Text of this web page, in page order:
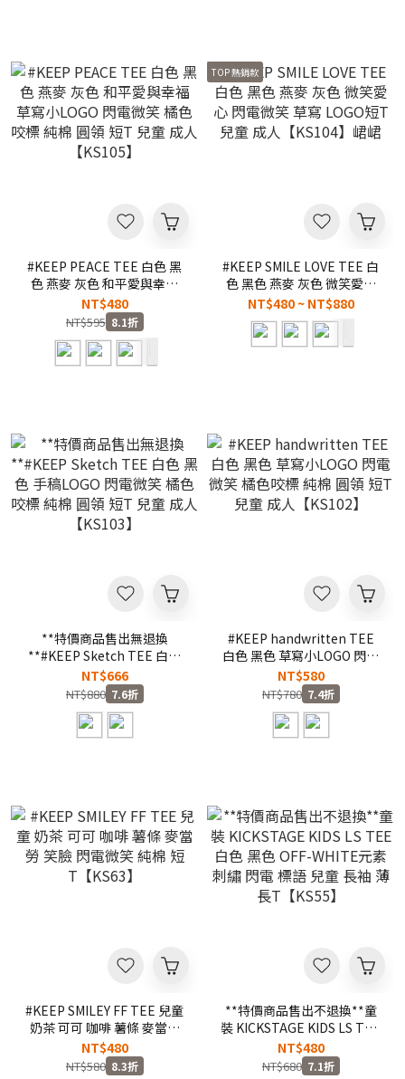
#KEEP PEACE TEE 白色 黑
色 燕麥 灰色 和平愛與幸福
草寫小LOGO 閃電微笑 橘色
咬標 純棉 圓領 短T 兒童 成
人【KS105】
NT$480
NT$595 8.1折
TOP 熱銷款
#KEEP SMILE LOVE TEE 白
色 黑色 燕麥 灰色 微笑愛心
閃電微笑 草寫 LOGO短T 兒
童 成人【KS104】峮峮
NT$480 ~ NT$880
**特價商品售出無退換
**#KEEP Sketch TEE 白色
黑色 手稿LOGO 閃電微笑 橘
色咬標 純棉 圓領 短T 兒童
成人【KS103】
NT$666
NT$880 7.6折
#KEEP handwritten TEE
白色 黑色 草寫小LOGO 閃電
微笑 橘色咬標 純棉 圓領 短T
兒童 成人【KS102】
NT$580
NT$780 7.4折
#KEEP SMILEY FF TEE 兒童
奶茶 可可 咖啡 薯條 麥當勞
笑臉 閃電微笑 純棉 短
T【KS63】
NT$480
NT$580 8.3折
**特價商品售出不退換**童
裝 KICKSTAGE KIDS LS TEE
白色 黑色 OFF-WHITE元素
刺繡 閃電 標語 兒童 長袖 薄
NT$480
NT$680 7.1折